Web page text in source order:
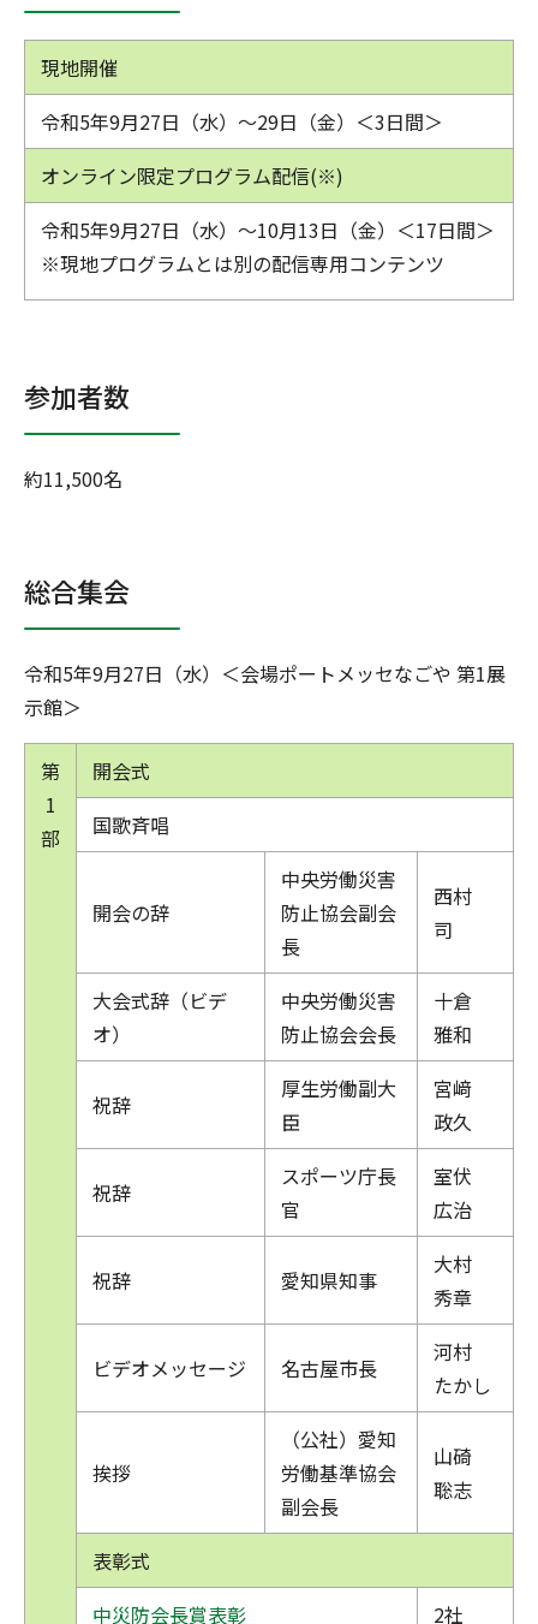
現地開催
令和5年9月27日（水）～29日（金）＜3日間＞
オンライン限定プログラム配信(※)
令和5年9月27日（水）～10月13日（金）＜17日間＞
※現地プログラムとは別の配信専用コンテンツ
参加者数
約11,500名
総合集会
令和5年9月27日（水）＜会場ポートメッセなごや 第1展
示館＞
第
1
部
開会式
国歌斉唱
開会の辞
中央労働災害
防止協会副会
長
西村
司
大会式辞（ビデ
オ）
中央労働災害
防止協会会長
十倉
雅和
祝辞
厚生労働副大
臣
宮﨑
政久
祝辞
スポーツ庁長
官
室伏
広治
祝辞 愛知県知事
大村
秀章
ビデオメッセージ 名古屋市長
河村
たかし
挨拶
（公社）愛知
労働基準協会
副会長
山碕
聡志
表彰式
中災防会長賞表彰
2社